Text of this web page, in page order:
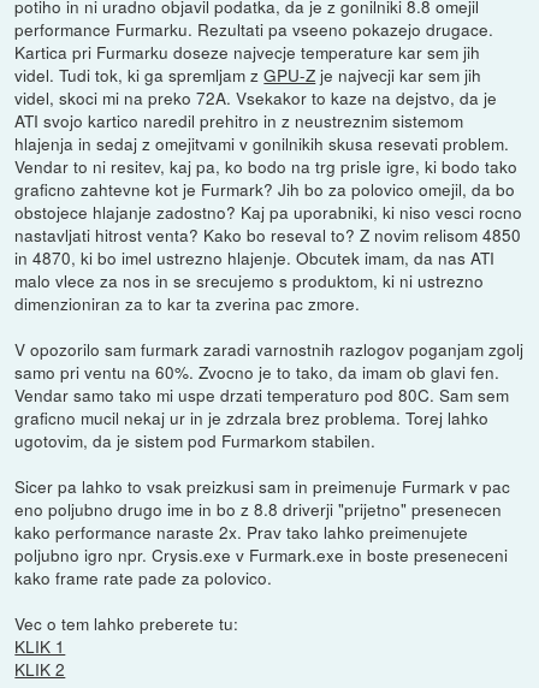
potiho in ni uradno objavil podatka, da je z gonilniki 8.8 omejil
performance Furmarku. Rezultati pa vseeno pokazejo drugace.
Kartica pri Furmarku doseze najvecje temperature kar sem jih
videl. Tudi tok, ki ga spremljam zGPU-Z je najvecji kar sem jih
videl, skoci mi na preko 72A. Vsekakor to kaze na dejstvo, da je
ATI svojo kartico naredil prehitro in z neustreznim sistemom
hlajenja in sedaj z omejitvami v gonilnikih skusa resevati problem.
Vendar to ni resitev, kaj pa, ko bodo na trg prisle igre, ki bodo tako
graficno zahtevne kot je Furmark? Jih bo za polovico omejil, da bo
obstojece hlajanje zadostno? Kaj pa uporabniki, ki niso vesci rocno
nastavljati hitrost venta? Kako bo reseval to? Z novim relisom 4850
in 4870, ki bo imel ustrezno hlajenje. Obcutek imam, da nas ATI
malo vlece za nos in se srecujemo s produktom, ki ni ustrezno
dimenzioniran za to kar ta zverina pac zmore.
V opozorilo sam furmark zaradi varnostnih razlogov poganjam zgolj
samo pri ventu na 60%. Zvocno je to tako, da imam ob glavi fen.
Vendar samo tako mi uspe drzati temperaturo pod 80C. Sam sem
graficno mucil nekaj ur in je zdrzala brez problema. Torej lahko
ugotovim, da je sistem pod Furmarkom stabilen.
Sicer pa lahko to vsak preizkusi sam in preimenuje Furmark v pac
eno poljubno drugo ime in bo z 8.8 driverji "prijetno" presenecen
kako performance naraste 2x. Prav tako lahko preimenujete
poljubno igro npr. Crysis.exe v Furmark.exe in boste preseneceni
kako frame rate pade za polovico.
Vec o tem lahko preberete tu:
KLIK 1
KLIK 2